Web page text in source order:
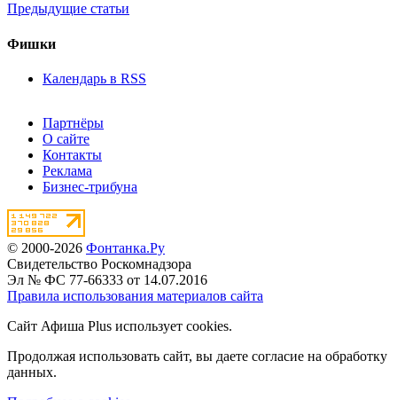
Предыдущие статьи
Фишки
Календарь в RSS
Партнёры
О сайте
Контакты
Реклама
Бизнес-трибуна
© 2000-2026 Фонтанка.Ру
Свидетельство Роскомнадзора
Эл № ФС 77-66333 от 14.07.2016
Правила использования материалов сайта
Сайт Афиша Plus использует cookies.
Продолжая использовать сайт, вы даете согласие на обработку
данных.